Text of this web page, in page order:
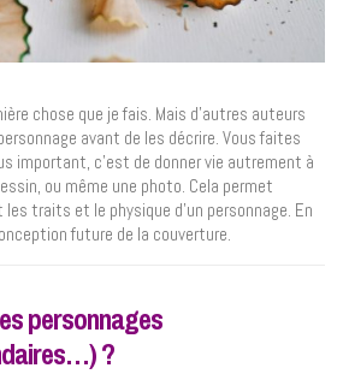
chose que je fais. Mais d’autres auteurs
avant de les décrire. Vous faites
important, c’est de donner vie autrement à
ou même une photo. Cela permet
traits et le physique d’un personnage. En
future de la couverture.
personnages
?